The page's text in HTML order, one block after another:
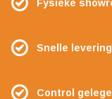
Fysieke
Snelle
Control